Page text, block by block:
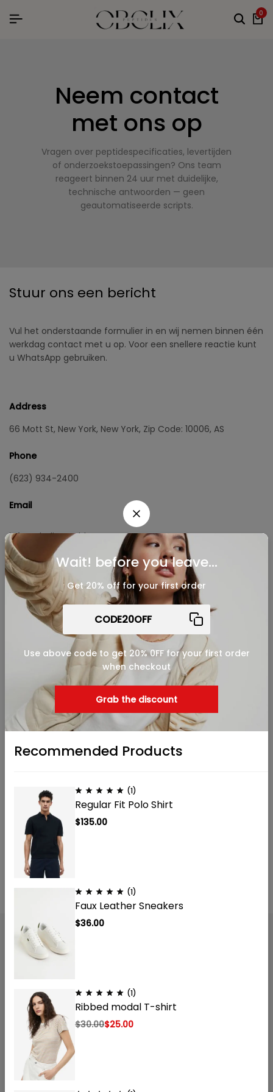
0
Neem contact
met ons op
Vragen over peptidespecificaties, levertijden
of onderzoekstoepassingen? Ons team
reageert binnen 24 uur met duidelijke,
technische antwoorden — geen
geautomatiseerde scripts.
Stuur ons een bericht
Vul het onderstaande formulier in en wij nemen binnen één
werkdag contact met u op. Voor een snellere reactie kunt
u WhatsApp gebruiken.
Address
66 Mott St, New York, New York, Zip Code: 10006, AS
Phone
(623) 934-2400
Email
info@obelixpeptides.com
Onderzoekswaardige peptiden voor laboratoriumgebruik.
Gevestigd in Nederland, levering door heel Europa. Niet voor
menselijke consumptie. Uitsluitend voor
onderzoeksdoeleinden.
Wait! before you leave...
Get 20% off for your first order
Use above code to get 20% 0FF for your first order
when checkout
Grab the discount
Recommended Products
(1)
Regular Fit Polo Shirt
$135.00
(1)
Faux Leather Sneakers
$36.00
(1)
Ribbed modal T-shirt
$30.00$25.00